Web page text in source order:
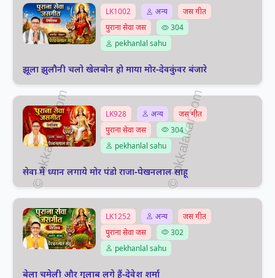
LK1002 अन्य
जस गीत
पुराना सेवा जस
304
pekhanlal sahu
झूला झुलौनी चलो खेलबोन हो माया मोर-देवकुंवर बंजारे
LK928 अन्य
जस गीत
पुराना सेवा जस
304
pekhanlal sahu
सेवा में ध्यान लगाये मोर पंडो राजा-पेखनलाल साहू
LK1252 अन्य
जस गीत
पुराना सेवा जस
302
pekhanlal sahu
बेला चमेली और गुलाब लगे हैं-देवेश शर्मा